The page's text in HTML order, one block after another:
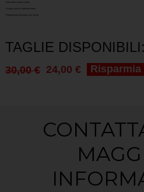
• Dito indice touch screen
• Ampia zona in materiale mesh
• Regolazione del polso con velcro
TAGLIE
30,00 € 24,00 € Risparmia